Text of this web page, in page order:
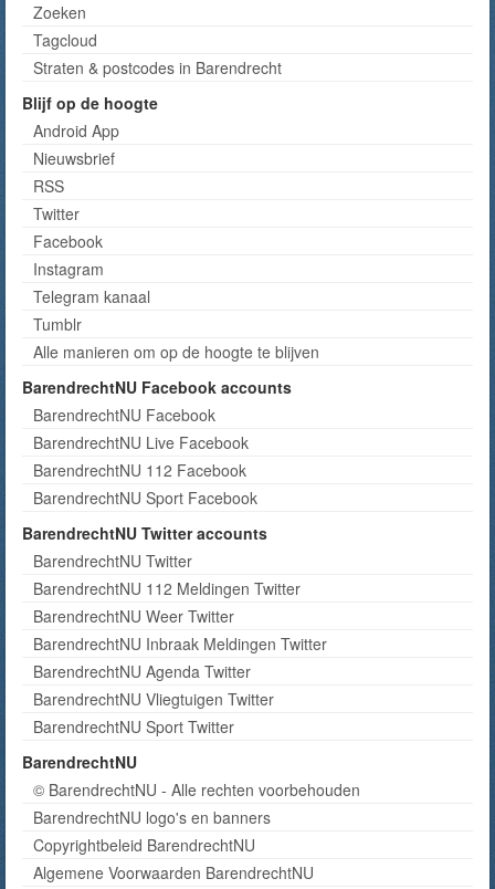
Zoeken
Tagcloud
Straten & postcodes in Barendrecht
Blijf op de hoogte
Android App
Nieuwsbrief
RSS
Twitter
Facebook
Instagram
Telegram kanaal
Tumblr
Alle manieren om op de hoogte te blijven
BarendrechtNU Facebook accounts
BarendrechtNU Facebook
BarendrechtNU Live Facebook
BarendrechtNU 112 Facebook
BarendrechtNU Sport Facebook
BarendrechtNU Twitter accounts
BarendrechtNU Twitter
BarendrechtNU 112 Meldingen Twitter
BarendrechtNU Weer Twitter
BarendrechtNU Inbraak Meldingen Twitter
BarendrechtNU Agenda Twitter
BarendrechtNU Vliegtuigen Twitter
BarendrechtNU Sport Twitter
BarendrechtNU
© BarendrechtNU - Alle rechten voorbehouden
BarendrechtNU logo's en banners
Copyrightbeleid BarendrechtNU
Algemene Voorwaarden BarendrechtNU